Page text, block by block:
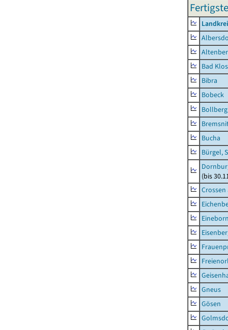
Bad
Bibra
Bobeck
Bollberg
Bucha
Bürgel,
(bis
Gneus
Gösen